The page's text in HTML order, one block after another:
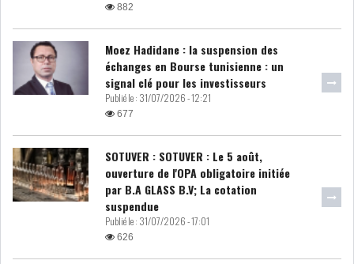
INS : L'INFLATION RECULE À
5,1% EN...
IRADA : PREMIER APPEL À
882
Moez Hadidane : la suspension des
échanges en Bourse tunisienne : un
signal clé pour les investisseurs
Publié le : 31/07/2026 - 12:21
677
SOTUVER : SOTUVER : Le 5 août,
ouverture de l'OPA obligatoire initiée
par B.A GLASS B.V; La cotation
suspendue
Publié le : 31/07/2026 - 17:01
626